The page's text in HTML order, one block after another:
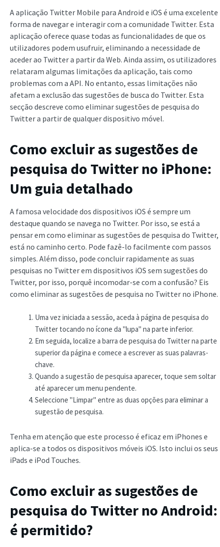
A aplicação Twitter Mobile para Android e iOS é uma excelente
forma de navegar e interagir com a comunidade Twitter. Esta
aplicação oferece quase todas as funcionalidades de que os
utilizadores podem usufruir, eliminando a necessidade de
aceder ao Twitter a partir da Web. Ainda assim, os utilizadores
relataram algumas limitações da aplicação, tais como
problemas com a API. No entanto, essas limitações não
afetam a exclusão das sugestões de busca do Twitter. Esta
secção descreve como eliminar sugestões de pesquisa do
Twitter a partir de qualquer dispositivo móvel.
Como excluir as sugestões de
pesquisa do Twitter no iPhone:
Um guia detalhado
A famosa velocidade dos dispositivos iOS é sempre um
destaque quando se navega no Twitter. Por isso, se está a
pensar em como eliminar as sugestões de pesquisa do Twitter,
está no caminho certo. Pode fazê-lo facilmente com passos
simples. Além disso, pode concluir rapidamente as suas
pesquisas no Twitter em dispositivos iOS sem sugestões do
Twitter, por isso, porquê incomodar-se com a confusão? Eis
como eliminar as sugestões de pesquisa no Twitter no iPhone.
Uma vez iniciada a sessão, aceda à página de pesquisa do
Twitter tocando no ícone da "lupa" na parte inferior.
Em seguida, localize a barra de pesquisa do Twitter na parte
superior da página e comece a escrever as suas palavras-
chave.
Quando a sugestão de pesquisa aparecer, toque sem soltar
até aparecer um menu pendente.
Seleccione "Limpar" entre as duas opções para eliminar a
sugestão de pesquisa.
Tenha em atenção que este processo é eficaz em iPhones e
aplica-se a todos os dispositivos móveis iOS. Isto inclui os seus
iPads e iPod Touches.
Como excluir as sugestões de
pesquisa do Twitter no Android:
é permitido?